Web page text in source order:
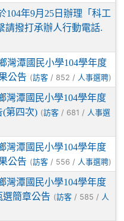
104年9月25日辦理「科工
請撥打承辦人行動電話.
灣潭國民小學104學年度
公告 (訪客 / 852 / 人事選聘)
灣潭國民小學104學年度
(第四次) (訪客 / 681 / 人事選
灣潭國民小學104學年度
公告 (訪客 / 556 / 人事選聘)
灣潭國民小學104學年度
選簡章公告 (訪客 / 585 / 人